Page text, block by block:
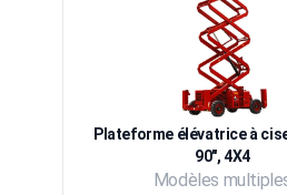
Plateforme élévatrice à
90", 4X4
Modèles